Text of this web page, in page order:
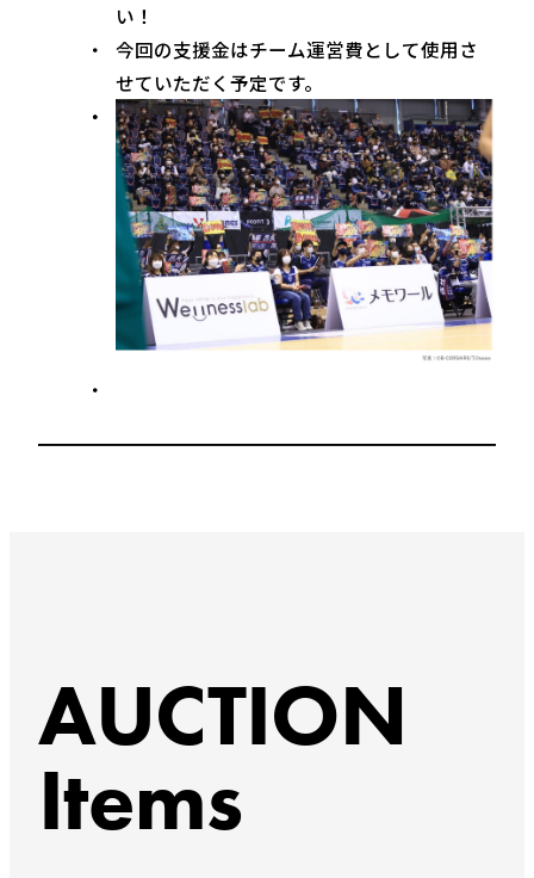
い！
今回の支援金はチーム運営費として使用さ
せていただく予定です。
AUCTION
Items